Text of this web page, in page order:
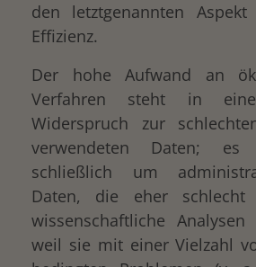
den letztgenannten
Effizienz.
Der hohe Aufwand an
Verfahren steht in
Widerspruch zur
verwendeten Daten;
schließlich um
Daten, die eher
wissenschaftliche
weil sie mit einer Vielzahl